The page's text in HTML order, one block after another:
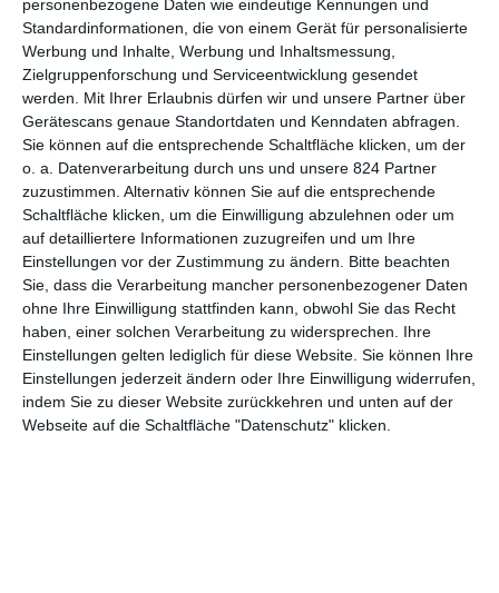
personenbezogene Daten wie eindeutige Kennungen und
Standardinformationen, die von einem Gerät für personalisierte
Werbung und Inhalte, Werbung und Inhaltsmessung,
Zielgruppenforschung und Serviceentwicklung gesendet
werden.
Mit Ihrer Erlaubnis dürfen wir und unsere Partner über
Gerätescans genaue Standortdaten und Kenndaten abfragen.
Sie können auf die entsprechende Schaltfläche klicken, um der
o. a. Datenverarbeitung durch uns und unsere 824 Partner
zuzustimmen. Alternativ können Sie auf die entsprechende
Schaltfläche klicken, um die Einwilligung abzulehnen oder um
auf detailliertere Informationen zuzugreifen und um Ihre
Einstellungen vor der Zustimmung zu ändern.
Bitte beachten
Sie, dass die Verarbeitung mancher personenbezogener Daten
ohne Ihre Einwilligung stattfinden kann, obwohl Sie das Recht
haben, einer solchen Verarbeitung zu widersprechen. Ihre
Einstellungen gelten lediglich für diese Website. Sie können Ihre
Einstellungen jederzeit ändern oder Ihre Einwilligung widerrufen,
indem Sie zu dieser Website zurückkehren und unten auf der
Webseite auf die Schaltfläche "Datenschutz" klicken.
weitere sind bereits angekündigt.
UND WEG WAR ER …
Erzählt wird diesmal von einem Vorfall, der sich im Herbst 2009
zugetragen hat. Dabei geht es um eine Familie, die an einem
eigenen UFO bastelte, eine Art Heißluftballon. Dieses hob auch
tatsächlich ab, erfüllte also seinen Zweck. Weniger geplant war,
dass in diesem Moment auch der sechsjährige Sohn Falcon an
Bord war, der gemeinsam mit dem Ballon abhob. Die Eltern
Richard und Mayumi Heene waren verständlicherweise außer
sich vor Sorge, informierten die Behörden, eine groß angelegte
Such- und Rettungsaktion wurde gestartet.Trainwreck: Der
Ballon-Junge klingt nach einem dieser Alltagsabenteuer, die
entweder mit einer großen Tragödie oder einem Wunder
enden. Tatsächlich fällt das Ende anders aus, ist zwar
tatsächlich ein Anlass zum Wundern, aber nicht in der Form,